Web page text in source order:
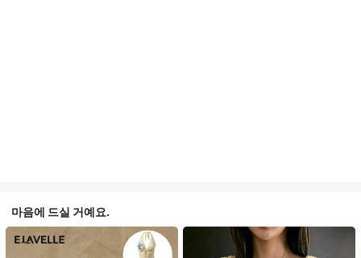
마음에 드실 거예요.